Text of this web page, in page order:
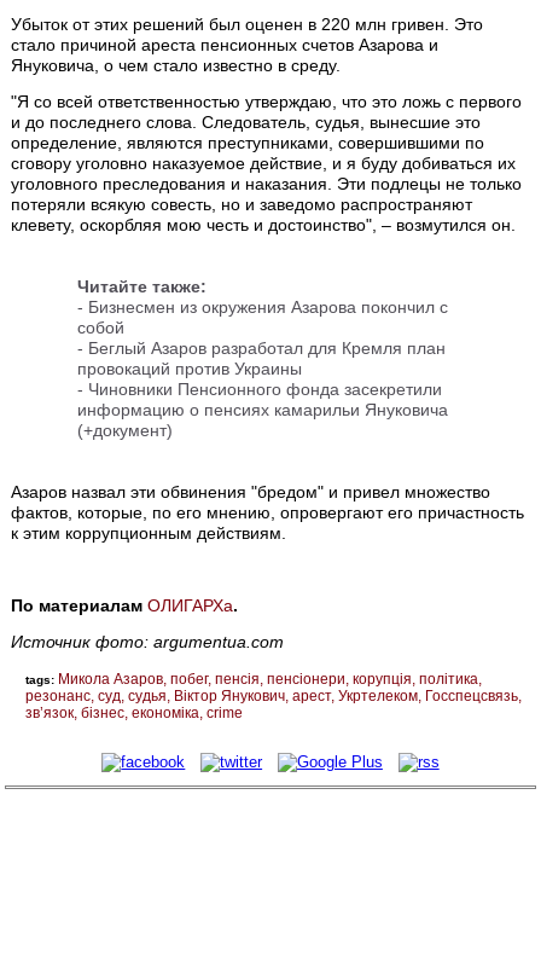
Убыток от этих решений был оценен в 220 млн гривен. Это
стало причиной ареста пенсионных счетов Азарова и
Януковича, о чем стало известно в среду.
"Я со всей ответственностью утверждаю, что это ложь с первого
и до последнего слова. Следователь, судья, вынесшие это
определение, являются преступниками, совершившими по
сговору уголовно наказуемое действие, и я буду добиваться их
уголовного преследования и наказания. Эти подлецы не только
потеряли всякую совесть, но и заведомо распространяют
клевету, оскорбляя мою честь и достоинство", – возмутился он.
Читайте также:
- Бизнесмен из окружения Азарова покончил с
собой
- Беглый Азаров разработал для Кремля план
провокаций против Украины
- Чиновники Пенсионного фонда засекретили
информацию о пенсиях камарильи Януковича
(+документ)
Азаров назвал эти обвинения "бредом" и привел множество
фактов, которые, по его мнению, опровергают его причастность
к этим коррупционным действиям.
По материаламОЛИГАРХа.
Источник фото: argumentua.com
tags: Микола Азаров побег пенсія пенсіонери корупція політика
резонанс суд судья Віктор Янукович арест Укртелеком Госспецсвязь
зв’язок бізнес економіка crime